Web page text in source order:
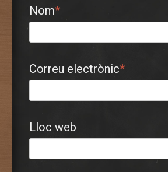
Nom*
Correu electrònic*
Lloc web